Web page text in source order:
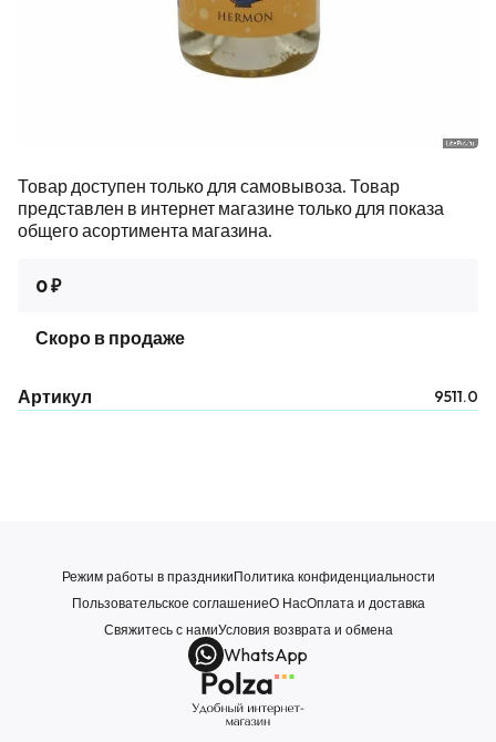
Товар доступен только для самовывоза. Товар
представлен в интернет магазине только для показа
общего асортимента магазина.
0 ₽
Скоро в продаже
Артикул 9511.0
Режим работы в праздникиПолитика конфиденциальности
Пользовательское соглашениеО НасОплата и доставка
Свяжитесь с намиУсловия возврата и обмена
WhatsApp